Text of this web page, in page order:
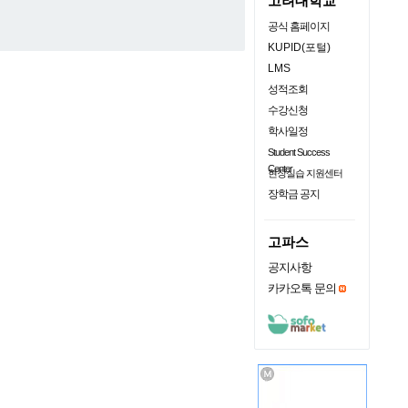
공식 홈페이지
KUPID(포털)
LMS
성적조회
수강신청
학사일정
Student Success
Center
현장실습 지원센터
장학금 공지
고파스
공지사항
카카오톡 문의